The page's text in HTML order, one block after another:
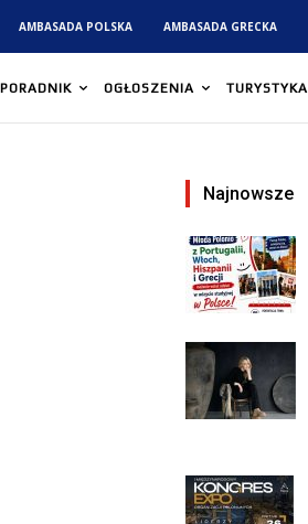
AMBASADA POLSKA AMBASADA GRECKA
PORADNIK OGŁOSZENIA TURYSTYKA
Najnowsze